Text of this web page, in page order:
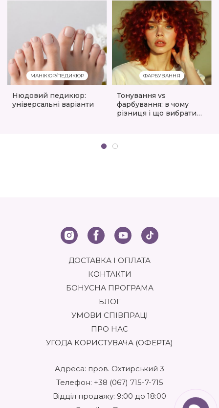
МАНІКЮР/ПЕДИКЮР
Нюдовий педикюр:
універсальні варіанти
ФАРБУВАННЯ
Тонування vs
фарбування: в чому
різниця і що вибрати
ДОСТАВКА І ОПЛАТА
КОНТАКТИ
БОНУСНА ПРОГРАМА
БЛОГ
УМОВИ СПІВПРАЦІ
ПРО НАС
УГОДА КОРИСТУВАЧА (ОФЕРТА)
Адреса: пров. Охтирський 3
Телефон: +38 (067) 715-7-715
Відділ продажу: 9:00 до 18:00